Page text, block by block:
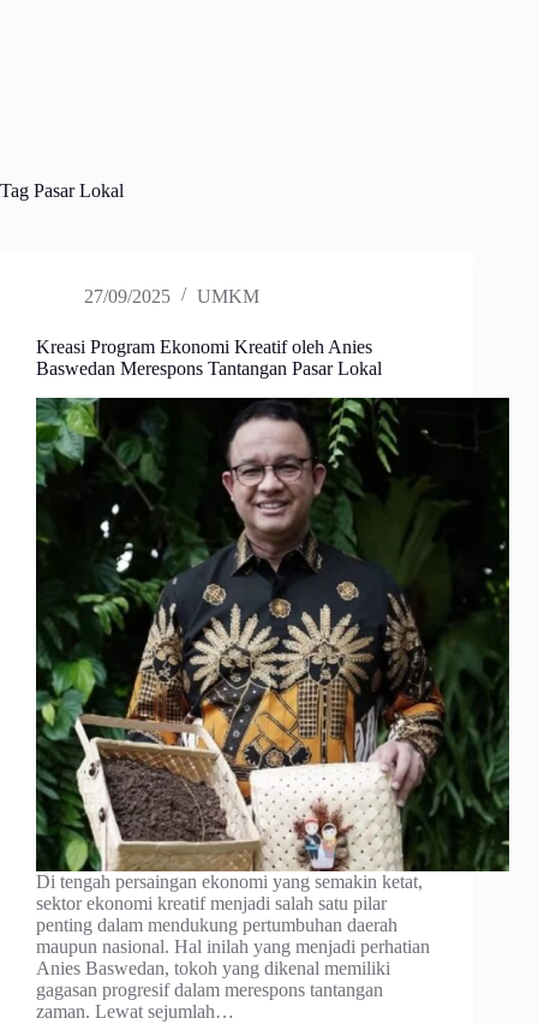
Tag Pasar Lokal
27/09/2025 UMKM
Kreasi Program Ekonomi Kreatif oleh Anies
Baswedan Merespons Tantangan Pasar Lokal
Di tengah persaingan ekonomi yang semakin ketat,
sektor ekonomi kreatif menjadi salah satu pilar
penting dalam mendukung pertumbuhan daerah
maupun nasional. Hal inilah yang menjadi perhatian
Anies Baswedan, tokoh yang dikenal memiliki
gagasan progresif dalam merespons tantangan
zaman. Lewat sejumlah…